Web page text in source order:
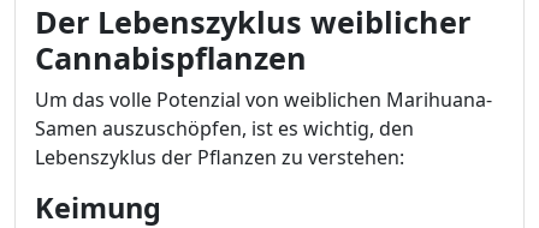
Der Lebenszyklus weiblicher
Cannabispflanzen
Um das volle Potenzial von weiblichen Marihuana-
Samen auszuschöpfen, ist es wichtig, den
Lebenszyklus der Pflanzen zu verstehen:
Keimung